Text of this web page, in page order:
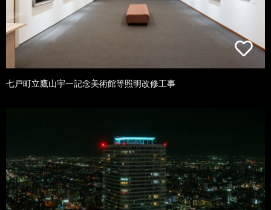
七戸町立鷹山宇一記念美術館等照明改修工事